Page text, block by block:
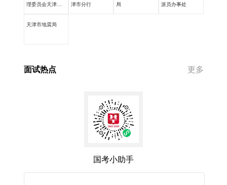
理委员会天津监
津市分行
局
派员办事处
天津市地震局
面试热点 更多
国考小助手